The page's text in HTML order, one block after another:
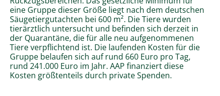
eine Gruppe dieser Größe liegt nach dem deutschen
Säugetiergutachten bei 600 m². Die Tiere wurden
tierärztlich untersucht und befinden sich derzeit in
der Quarantäne, die für alle neu aufgenommenen
Tiere verpflichtend ist. Die laufenden Kosten für die
Gruppe belaufen sich auf rund 660 Euro pro Tag,
rund 241.000 Euro im Jahr. AAP finanziert diese
Kosten größtenteils durch private Spenden.